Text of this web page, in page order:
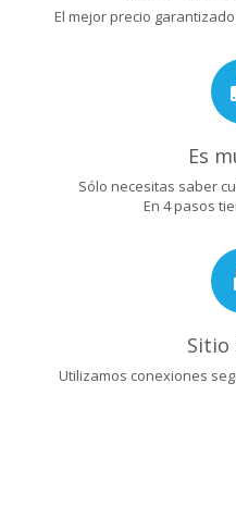
El mejor precio
Es
Sólo necesitas saber
En 4 pasos
Sitio
Utilizamos conexiones